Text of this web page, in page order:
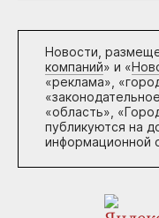
Новости,
компаний» и «
«реклама»,
«область»,
публикуются на
информационной